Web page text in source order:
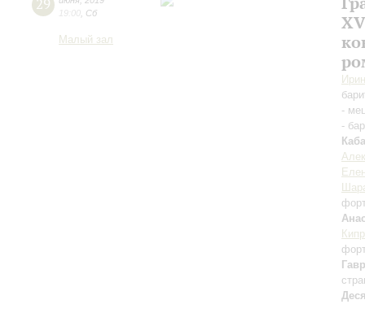
29
19:00 Сб
Малый зал
-
-